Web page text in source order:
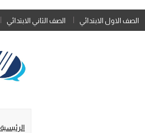
الصف الاول الابتدائي الصف الثاني الابتدائي
الرئيسية